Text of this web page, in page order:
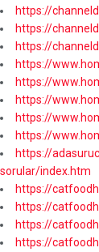
https://
https://
https://
https://
https://
https://
https://
https://
https://
sorular/index.htm
https://
https://
https://
https://